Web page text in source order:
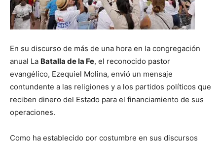
En su discurso de más de una hora en la congregación
anual La Batalla de la Fe, el reconocido pastor
evangélico, Ezequiel Molina, envió un mensaje
contundente a las religiones y a los partidos políticos que
reciben dinero del Estado para el financiamiento de sus
operaciones.
Como ha establecido por costumbre en sus discursos